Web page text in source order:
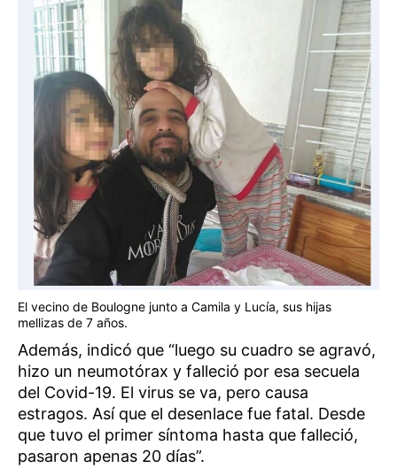
El vecino de Boulogne junto a Camila y Lucía, sus hijas
mellizas de 7 años.
Además, indicó que “luego su cuadro se agravó,
hizo un neumotórax y falleció por esa secuela
del Covid-19. El virus se va, pero causa
estragos. Así que el desenlace fue fatal. Desde
que tuvo el primer síntoma hasta que falleció,
pasaron apenas 20 días”.